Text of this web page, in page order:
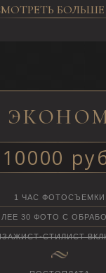
БОЛЬШЕ
10000
1 ЧАС ФОТОСЪЕМКИ
30 ФОТО С
СТИЛИСТ